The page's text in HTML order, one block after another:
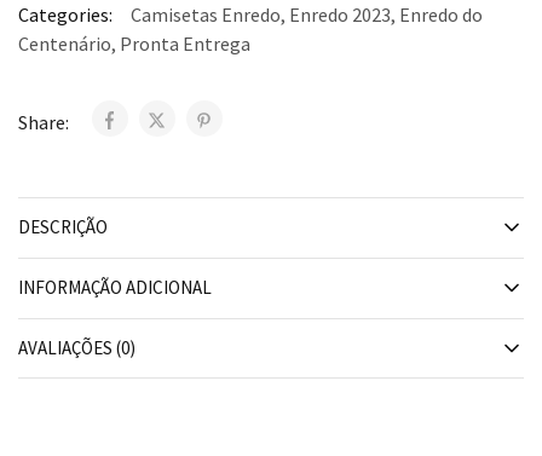
Categories:
Camisetas Enredo, Enredo 2023, Enredo do
Centenário, Pronta Entrega
Share:
DESCRIÇÃO
INFORMAÇÃO ADICIONAL
AVALIAÇÕES (0)